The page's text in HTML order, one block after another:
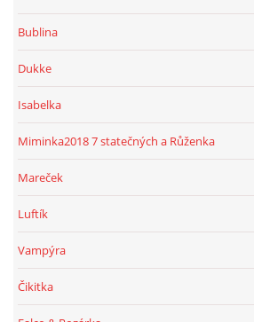
Bublina
Dukke
Isabelka
Miminka2018 7 statečných a Růženka
Mareček
Luftík
Vampýra
Čikitka